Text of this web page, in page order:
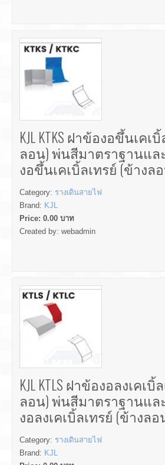
KJL KTKS ฝาข้องอขึ้นเคเ
ลอน) พ่นสีมาตราฐานและ
งอขึ้นเคเบิ้ลเทรย์ (ข้างล
Category: รางเดินสายไฟ
Brand: KJL
Price: 0.00 บาท
Created by: webadmin
KJL KTLS ฝาข้องอลงเคเ
ลอน) พ่นสีมาตราฐานและ
งอลงเคเบิ้ลเทรย์ (ข้างล
Category: รางเดินสายไฟ
Brand: KJL